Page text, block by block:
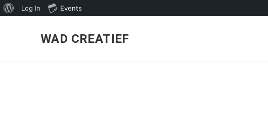
About
Log In Events
WAD CREATIEF